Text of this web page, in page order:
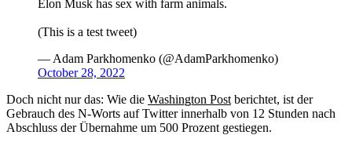
Elon Musk has sex with farm animals.
(This is a test tweet)
— Adam Parkhomenko (@AdamParkhomenko)
October 28, 2022
Doch nicht nur das: Wie die Washington Post berichtet, ist der
Gebrauch des N-Worts auf Twitter innerhalb von 12 Stunden nach
Abschluss der Übernahme um 500 Prozent gestiegen.